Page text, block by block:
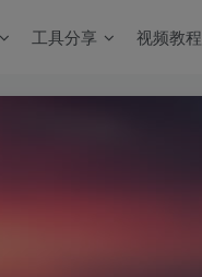
工具分享 视频教程